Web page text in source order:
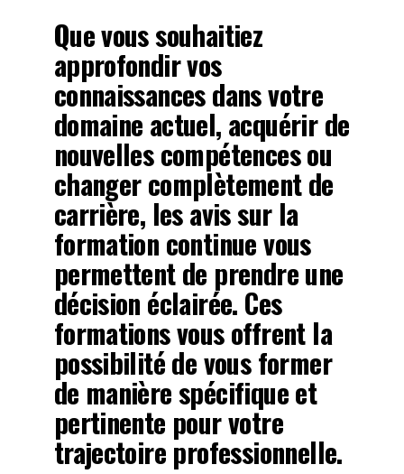
Que vous souhaitiez
approfondir vos
connaissances dans votre
domaine actuel, acquérir de
nouvelles compétences ou
changer complètement de
carrière, les avis sur la
formation continue vous
permettent de prendre une
décision éclairée. Ces
formations vous offrent la
possibilité de vous former
de manière spécifique et
pertinente pour votre
trajectoire professionnelle.